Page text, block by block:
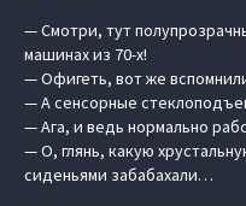
— Смотри, тут
машинах из 70-х!
— Офигеть, вот же
— А сенсорные
— Ага, и ведь нормально
— О, глянь, какую
сиденьями забабахали…